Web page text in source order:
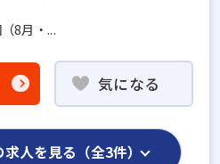
8月・...
気になる
求人を見る（全3件）